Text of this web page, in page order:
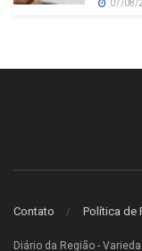
07/08/
Contato Política de
Diário da Região -